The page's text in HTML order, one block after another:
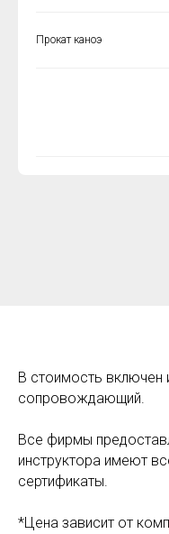
Прокат каноэ
В стоимость включен
сопровождающий.
Все фирмы
инструктора имеют
сертификаты.
*Цена зависит от